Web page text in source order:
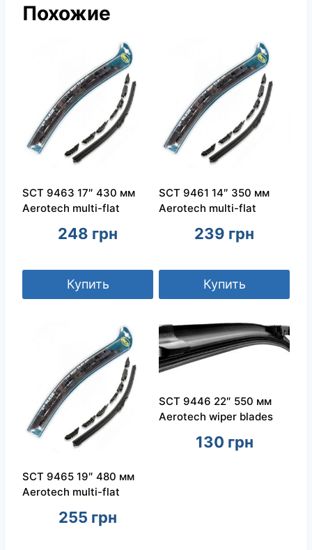
Похожие
SCT 9463 17″ 430 мм
Aerotech multi-flat
248 грн
Купить
SCT 9461 14″ 350 мм
Aerotech multi-flat
239 грн
Купить
SCT 9465 19″ 480 мм
Aerotech multi-flat
255 грн
SCT 9446 22″ 550 мм
Aerotech wiper blades
130 грн